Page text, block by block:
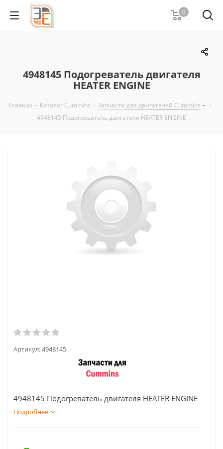
0
4948145 Подогреватель двигателя
HEATER ENGINE
Главная - Каталог Cummins - Запчасти для двигателей Cummins
-
4948145 Подогреватель двигателя HEATER ENGINE
Артикул:4948145
4948145 Подогреватель двигателя HEATER ENGINE
Подробнее